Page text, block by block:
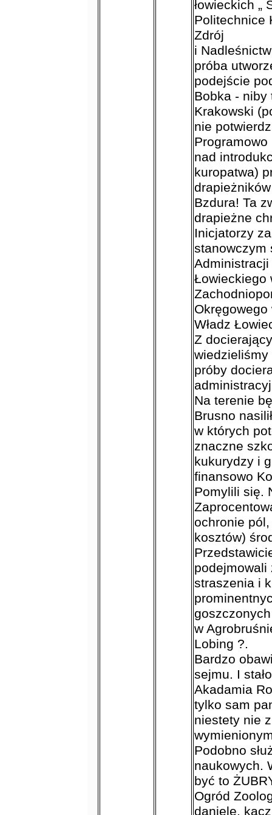
łowieckich „
Politechnice
Zdrój
i
próba
podejście
Bobka - niby
Krakowski
nie
nad
kuropatwa)
Bzdura! Ta
drapieżne
Inicjatorzy
stanowczym
Łowieckiego
Władz
Z
wiedzieliśmy
próby
Na terenie
Brusno
w których
znaczne
kukurydzy i
finansowo
Pomylili się.
ochronie
kosztów)
podejmowali
straszenia i
goszczonych
w
Lobing ?.
Bardzo
sejmu. I
Akadamia
tylko sam
niestety nie
Podobno
naukowych.
być to
Ogród
daniele,